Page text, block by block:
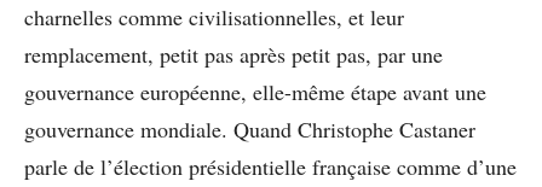
charnelles comme civilisationnelles, et leur
remplacement, petit pas après petit pas, par une
gouvernance européenne, elle-même étape avant une
gouvernance mondiale. Quand Christophe Castaner
parle de l’élection présidentielle française comme d’une